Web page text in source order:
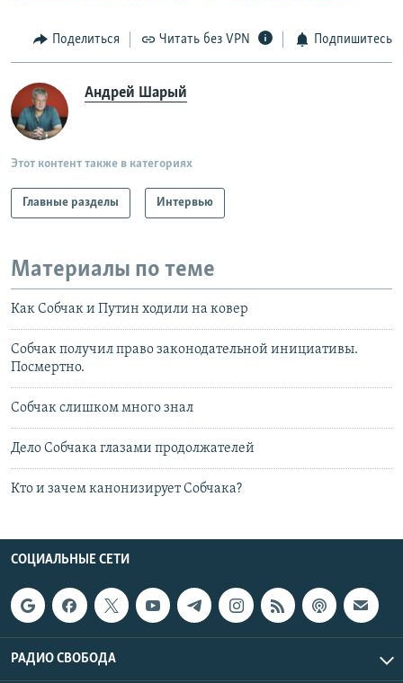
Поделиться Читать без VPN Подпишитесь
Андрей Шарый
Этот контент также в категориях
Главные разделы Интервью
Материалы по теме
Как Собчак и Путин ходили на ковер
Собчак получил право законодательной инициативы.
Посмертно.
Собчак слишком много знал
Дело Собчака глазами продолжателей
Кто и зачем канонизирует Собчака?
СОЦИАЛЬНЫЕ СЕТИ
РАДИО СВОБОДА